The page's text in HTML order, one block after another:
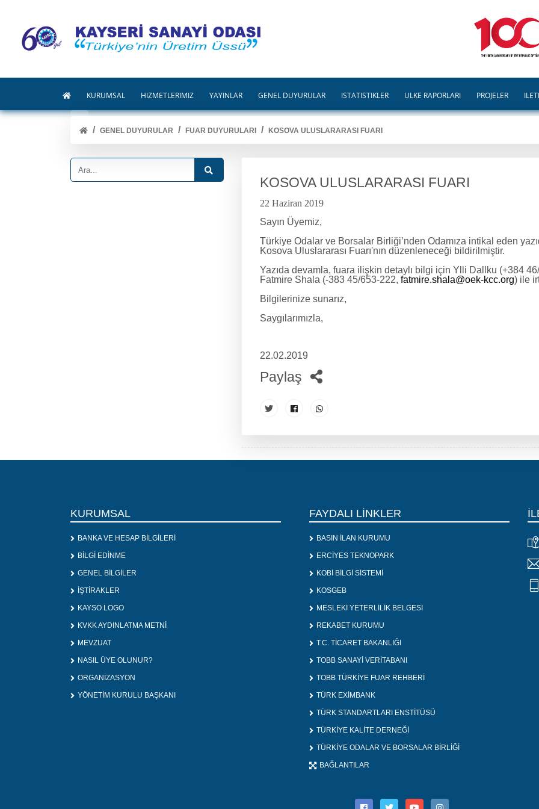
KURUMSAL HİZMETLERİMİZ YAYINLAR GENEL DUYURULAR İSTATİSTİKLER ÜLKE RAPORLARI PROJELER
GENEL DUYURULAR FUAR DUYURULARI KOSOVA ULUSLARARASI FUARI
KOSOVA ULUSLARARASI FUARI
22 Haziran 2019
Sayın Üyemiz,
Türkiye Odalar ve Borsalar Birliği’nden Odamıza intikal eden
Kosova Uluslararası Fuarı'nın düzenleneceği bildirilmiştir.
Yazıda devamla, fuara ilişkin detaylı bilgi için Ylli Dallku (+384
Fatmire Shala (-383 45/653-222, fatmire.shala@oek-kcc.org) ile
Bilgilerinize sunarız,
Saygılarımızla,
22.02.2019
Paylaş
KURUMSAL
BANKA VE HESAP BİLGİLERİ
BİLGİ EDİNME
GENEL BİLGİLER
İŞTİRAKLER
KAYSO LOGO
KVKK AYDINLATMA METNİ
MEVZUAT
NASIL ÜYE OLUNUR?
ORGANİZASYON
YÖNETİM KURULU BAŞKANI
FAYDALI LİNKLER
BASIN İLAN KURUMU
ERCİYES TEKNOPARK
KOBİ BİLGİ SİSTEMİ
KOSGEB
MESLEKİ YETERLİLİK BELGESİ
REKABET KURUMU
T.C. TİCARET BAKANLIĞI
TOBB SANAYİ VERİTABANI
TOBB TÜRKİYE FUAR REHBERİ
TÜRK EXİMBANK
TÜRK STANDARTLARI ENSTİTÜSÜ
TÜRKİYE KALİTE DERNEĞİ
TÜRKİYE ODALAR VE BORSALAR BİRLİĞİ
BAĞLANTILAR